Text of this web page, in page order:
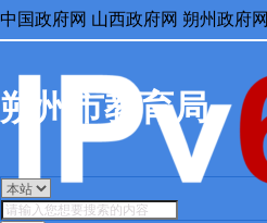
中国政府网 山西政府网 朔州政府网
朔州市教育局